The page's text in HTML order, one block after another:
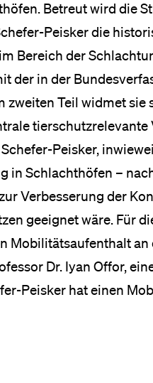
Betreut wird die
Peisker die
Bereich der
der in der
zweiten Teil widmet
tierschutzrelevante
Peisker,
in Schlachthöfen –
Verbesserung der
geeignet wäre. Für
Mobilitätsaufenthalt
Dr. Iyan Offor,
Peisker hat einen